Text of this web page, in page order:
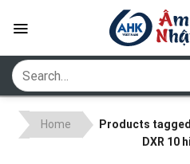
Search
for:
Home
Products
DXR 10